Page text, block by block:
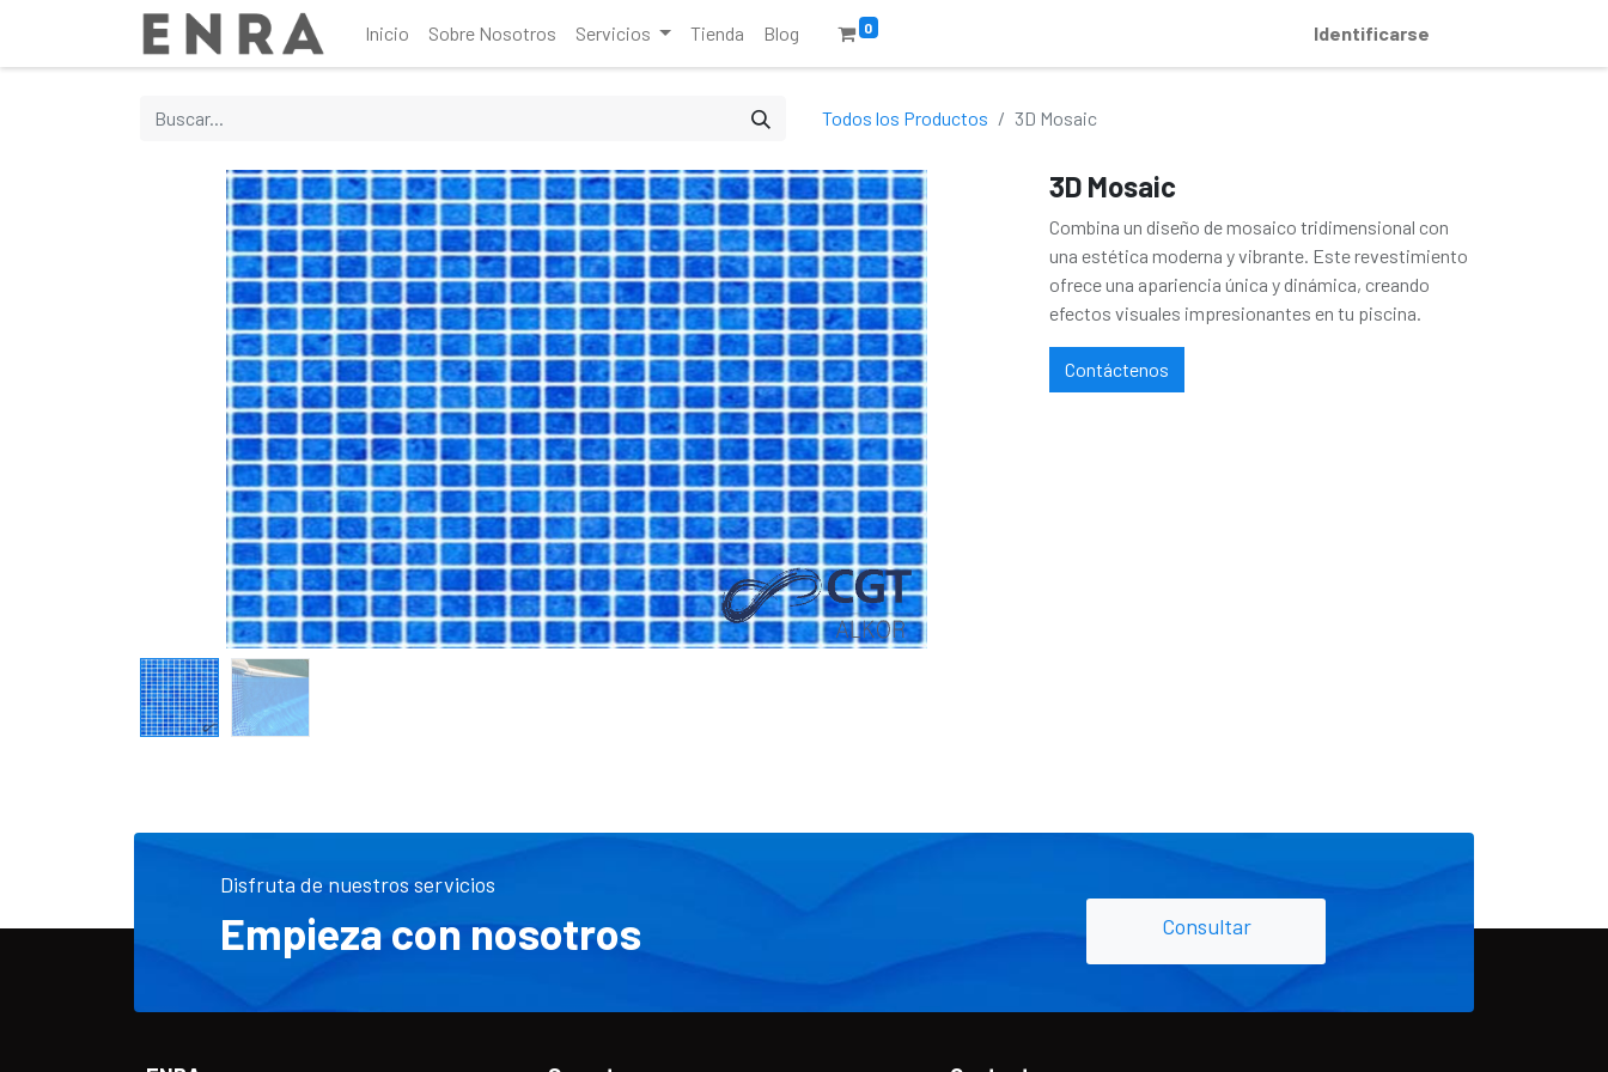
Inicio Sobre Nosotros Servicios Tienda Blog 0 Identificarse
Todos los Productos 3D Mosaic
3D Mosaic
Combina un diseño de mosaico tridimensional con
una estética moderna y vibrante. Este revestimiento
ofrece una apariencia única y dinámica, creando
efectos visuales impresionantes en tu piscina.
Contáctenos
Consultar​​​​​​​​
Disfruta de nuestros servicios
Empieza con nosotros